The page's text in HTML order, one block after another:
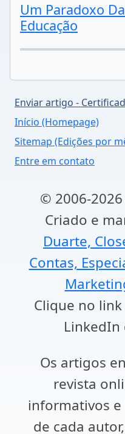
Um Paradoxo
Educação
Enviar artigo -
Início (Homepage)
Sitemap (Edições por
Entre em contato
© 2006-
Criado e
Duarte,
Contas,
Clique no
LinkedIn
Os artigos
revista
informativos
de cada